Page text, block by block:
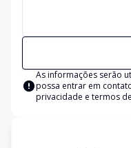
As informações serão
possa entrar em
privacidade e termos